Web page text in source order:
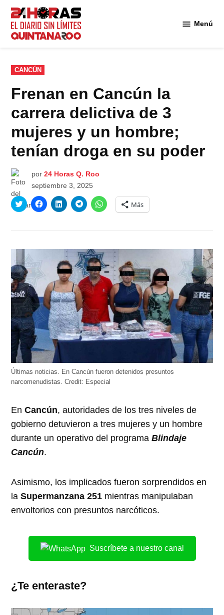
Saltar
contenido
Menú
PUBLICADO
EN
CANCÚN
Frenan en Cancún la
carrera delictiva de 3
mujeres y un hombre;
tenían droga en su poder
por 24 Horas Q. Roo
septiembre 3, 2025
Haz
clic
en
abre
en
una
ventana
nueva)
Haz
clic
en
abre
ventana
nueva)
Haz
clic
en
abre
en
una
ventana
nueva)
Haz
clic
en
abre
en
una
ventana
nueva)
Haz
clic
para
en
abre
en
una
ventana
nueva)
Más
Últimas noticias. En Cancún fueron detenidos presuntos
narcomenudistas.Credit: Especial
EnCancún, autoridades de los tres niveles de
gobierno detuvieron a tres mujeres y un hombre
durante un operativo del programaBlindaje
Cancún.
Asimismo, los implicados fueron sorprendidos en
laSupermanzana 251 mientras manipulaban
envoltorios con presuntos narcóticos.
Suscríbete a nuestro canal
¿Te enteraste?